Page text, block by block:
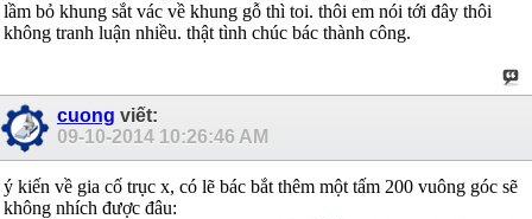
lầm bỏ khung sắt vác về khung gỗ thì toi. thôi em nói tới đây thôi
không tranh luận nhiều. thật tình chúc bác thành công.
cuong viết:
09-10-2014 10:26:46 AM
ý kiến về gia cố trục x, có lẽ bác bắt thêm một tấm 200 vuông góc sẽ
không nhích được đâu: